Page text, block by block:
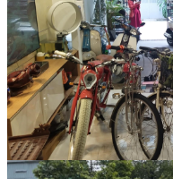
Mã:60Bán Nhà phố
Tri Phương, Phường
máy , nội thất cao
Nhà phố